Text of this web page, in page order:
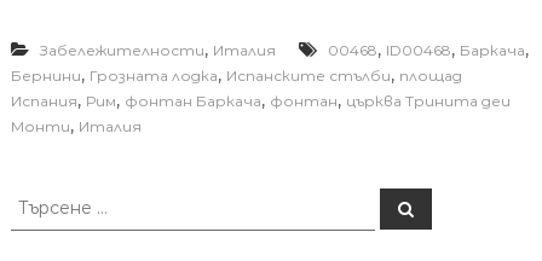
Забележителности, Италия 00468, ID00468, Баркача,
Бернини, Грозната лодка, Испанските стълби, площад
Испания, Рим, фонтан Баркача, фонтан, църква Тринита деи
Монти, Италия
Т
Т
ъ